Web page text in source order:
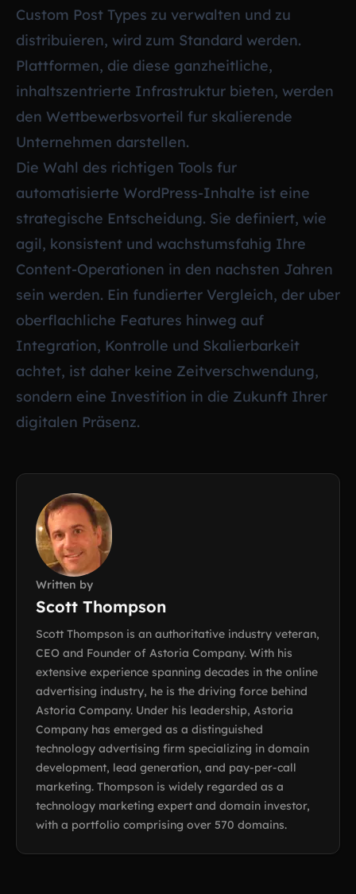
Custom Post Types zu verwalten und zu
distribuieren, wird zum Standard werden.
Plattformen, die diese ganzheitliche,
inhaltszentrierte Infrastruktur bieten, werden
den Wettbewerbsvorteil fur skalierende
Unternehmen darstellen.
Die Wahl des richtigen Tools fur
automatisierte WordPress-Inhalte ist eine
strategische Entscheidung. Sie definiert, wie
agil, konsistent und wachstumsfahig Ihre
Content-Operationen in den nachsten Jahren
sein werden. Ein fundierter Vergleich, der uber
oberflachliche Features hinweg auf
Integration, Kontrolle und Skalierbarkeit
achtet, ist daher keine Zeitverschwendung,
sondern eine Investition in die Zukunft Ihrer
digitalen Präsenz.
Written by
Scott Thompson
Scott Thompson is an authoritative industry veteran,
CEO and Founder of Astoria Company. With his
extensive experience spanning decades in the online
advertising industry, he is the driving force behind
Astoria Company. Under his leadership, Astoria
Company has emerged as a distinguished
technology advertising firm specializing in domain
development, lead generation, and pay-per-call
marketing. Thompson is widely regarded as a
technology marketing expert and domain investor,
with a portfolio comprising over 570 domains.